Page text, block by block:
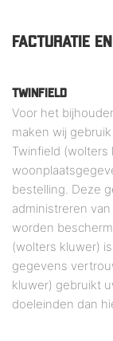
FACTURATIE
TWINFIELD
Voor het
maken wij
Twinfield (wolters
bestelling. Deze
administreren
worden
(wolters kluwer)
gegevens
kluwer) gebruikt
doeleinden dan